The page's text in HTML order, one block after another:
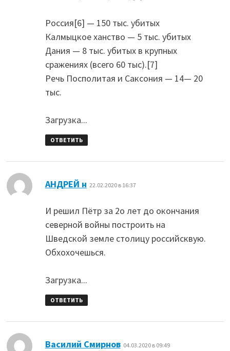
Россия[6] — 150 тыс. убитых
Калмыцкое ханство — 5 тыс. убитых
Дания — 8 тыс. убитых в крупных
сражениях (всего 60 тыс).[7]
Речь Посполитая и Саксония — 14— 20
тыс.
Загрузка...
ОТВЕТИТЬ
АНДРЕЙ н 22.02.2020 в 16:37
И решил Пётр за 2о лет до окончания
северной войны построить на
Шведской земле столицу российсквую.
Обхохочешься.
Загрузка...
ОТВЕТИТЬ
Василий Смирнов: 04.03.2020 в 09:49